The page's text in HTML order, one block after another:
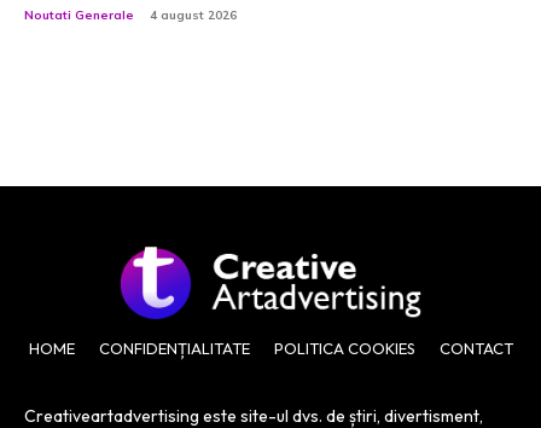
Noutati Generale 4 august 2026
HOME CONFIDENȚIALITATE POLITICA COOKIES CONTACT
Creativeartadvertising este site-ul dvs. de știri, divertisment,